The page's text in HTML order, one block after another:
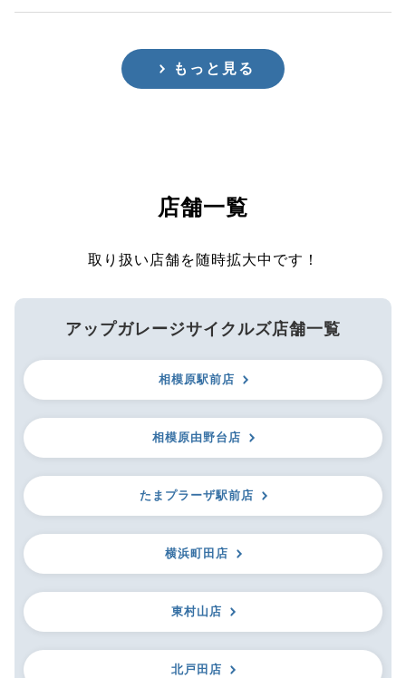
もっと見る
店舗一覧
取り扱い店舗を随時拡大中です！
アップガレージサイクルズ店舗一覧
相模原駅前店
相模原由野台店
たまプラーザ駅前店
横浜町田店
東村山店
北戸田店